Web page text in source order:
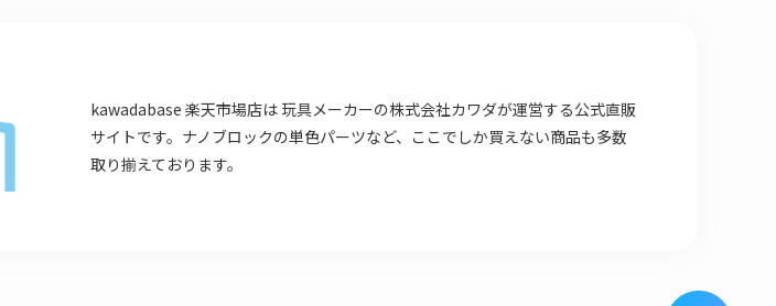
kawadabase 楽天市場店は 玩具メーカーの株式会社カワダが運営する公式直販
サイトです。ナノブロックの単色パーツなど、ここでしか買えない商品も多数
取り揃えております。